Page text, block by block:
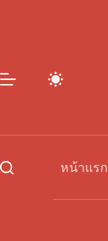
หน้าแรก